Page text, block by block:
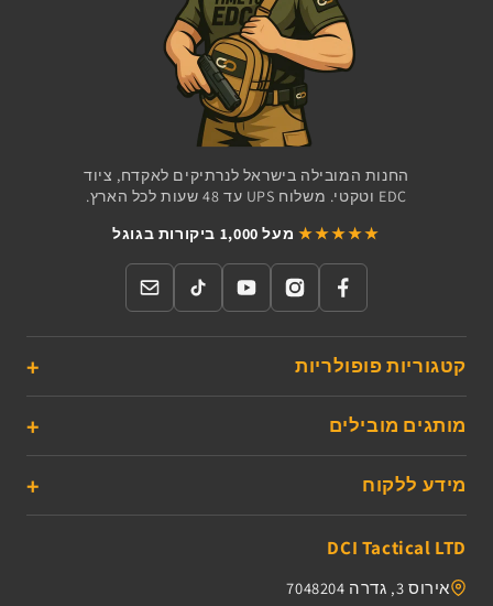
החנות המובילה בישראל לנרתיקים לאקדח, ציוד
EDC וטקטי. משלוח UPS עד 48 שעות לכל הארץ.
★★★★★ מעל 1,000 ביקורות בגוגל
קטגוריות פופולריות
מותגים מובילים
מידע ללקוח
DCI Tactical LTD
אירוס 3, גדרה 7048204